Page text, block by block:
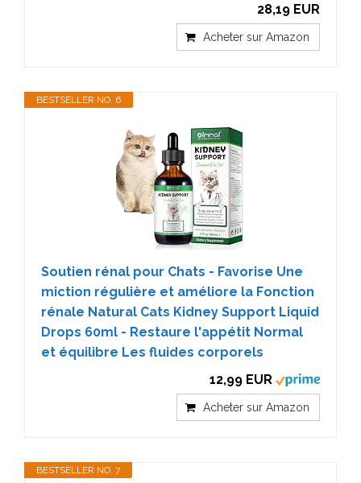
28,19 EUR
Acheter sur Amazon
BESTSELLER NO. 6
Soutien rénal pour Chats - Favorise Une
miction régulière et améliore la Fonction
rénale Natural Cats Kidney Support Liquid
Drops 60ml - Restaure l'appétit Normal
et équilibre Les fluides corporels
12,99 EUR
Acheter sur Amazon
BESTSELLER NO. 7